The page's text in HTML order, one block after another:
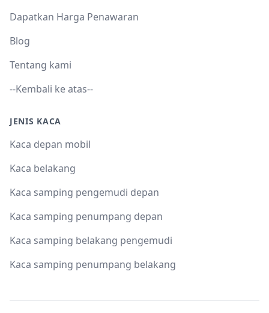
Dapatkan Harga Penawaran
Blog
Tentang kami
--Kembali ke atas--
JENIS KACA
Kaca depan mobil
Kaca belakang
Kaca samping pengemudi depan
Kaca samping penumpang depan
Kaca samping belakang pengemudi
Kaca samping penumpang belakang